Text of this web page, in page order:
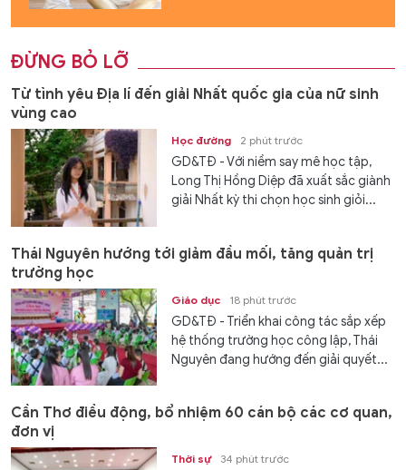
ĐỪNG BỎ LỠ
Từ tình yêu Địa lí đến giải Nhất quốc gia của nữ sinh
vùng cao
Học đường 2 phút trước
GD&TĐ - Với niềm say mê học tập,
Long Thị Hồng Diệp đã xuất sắc giành
giải Nhất kỳ thi chọn học sinh giỏi...
Thái Nguyên hướng tới giảm đầu mối, tăng quản trị
trường học
Giáo dục 18 phút trước
GD&TĐ - Triển khai công tác sắp xếp
hệ thống trường học công lập, Thái
Nguyên đang hướng đến giải quyết...
Cần Thơ điều động, bổ nhiệm 60 cán bộ các cơ quan,
đơn vị
Thời sự 34 phút trước